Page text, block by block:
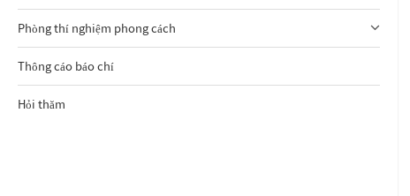
Phòng thí nghiệm phong cách
Thông cáo báo chí
Hỏi thăm